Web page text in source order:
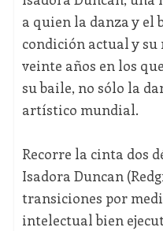
a quien la danza y el
condición actual y su
veinte años en los
su baile, no sólo la
artístico mundial.
Recorre la cinta dos
Isadora Duncan
transiciones por
intelectual bien